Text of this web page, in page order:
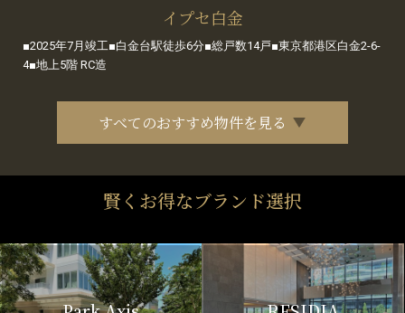
イプセ白金
■2025年7月竣工■白金台駅徒歩6分■総戸数14戸■東京都港区白金2-6-
4■地上5階 RC造
すべてのおすすめ物件を見る
賢くお得なブランド選択